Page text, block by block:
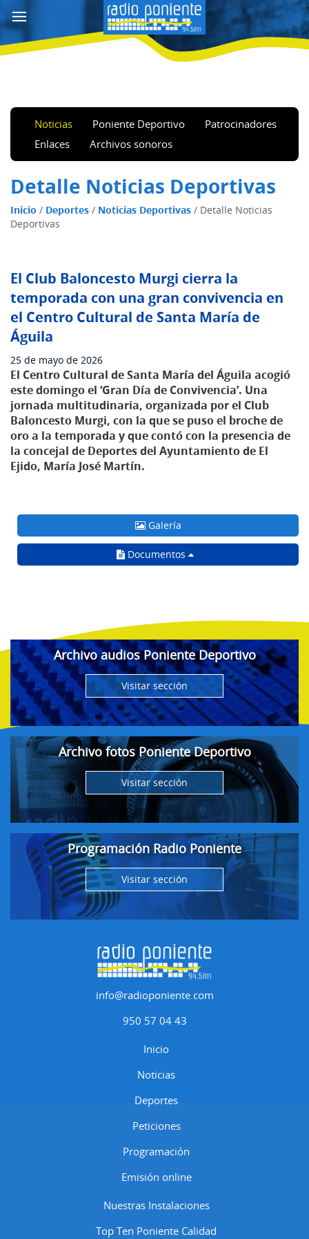
Noticias Poniente Deportivo
Patrocinadores
Enlaces
Archivos sonoros
Detalle Noticias Deportivas
Inicio / Deportes / Noticias Deportivas / Detalle Noticias
Deportivas
El Club Baloncesto Murgi cierra la
temporada con una gran convivencia en
el Centro Cultural de Santa María de
Águila
25 de mayo de 2026
El Centro Cultural de Santa María del Águila acogió
este domingo el ‘Gran Día de Convivencia’. Una
jornada multitudinaria, organizada por el Club
Baloncesto Murgi, con la que se puso el broche de
oro a la temporada y que contó con la presencia de
la concejal de Deportes del Ayuntamiento de El
Ejido, María José Martín.
Galería
Documentos
Archivo audios Poniente Deportivo
Visitar sección
Archivo fotos Poniente Deportivo
Visitar sección
Programación Radio Poniente
Visitar sección
info@radioponiente.com
950 57 04 43
Inicio
Noticias
Deportes
Peticiones
Programación
Emisión online
Nuestras Instalaciones
Top Ten Poniente Calidad